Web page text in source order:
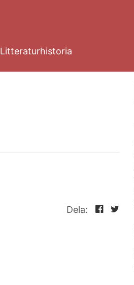
Litteraturhistoria
Dela: